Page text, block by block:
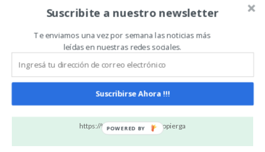
Artículo anterior
AgroActiva 2023: 215.000
personas visitaron la
Artículo siguiente
TECNOLOGÍA de LIDE
ARGENTINA
Mariano Piergallini
https://twitter.com/marianopierga
Suscribite a nuestro newsletter
Te enviamos una vez por semana las noticias más
leídas en nuestras redes sociales.
Suscribirse Ahora !!!